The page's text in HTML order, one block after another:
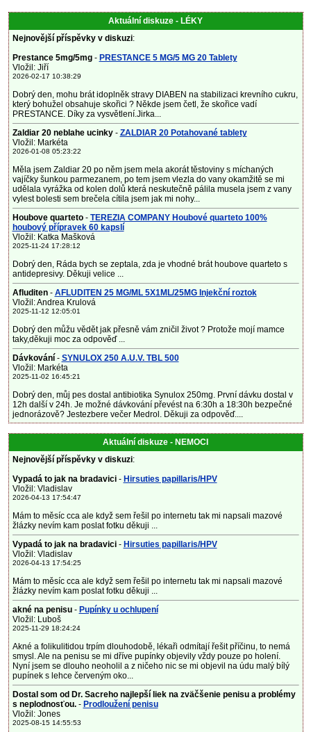
Aktuální diskuze - LÉKY
Nejnovější příspěvky v diskuzi:
Prestance 5mg/5mg- PRESTANCE 5 MG/5 MG 20 Tablety
Vložil: Jiří
2026-02-17 10:38:29
Dobrý den, mohu brát idoplněk stravy DIABEN na stabilizaci krevního cukru,
který bohužel obsahuje skořici ? Někde jsem četl, že skořice vadí
PRESTANCE. Díky za vysvětlení.Jirka...
Zaldiar 20 neblahe ucinky- ZALDIAR 20 Potahované tablety
Vložil: Markéta
2026-01-08 05:23:22
Měla jsem Zaldiar 20 po něm jsem mela akorát těstoviny s míchaných
vajíčky šunkou parmezanem, po tem jsem vlezla do vany okamžitě se mi
udělala vyrážka od kolen dolů která neskutečně pálila musela jsem z vany
vylest bolesti sem brečela cítila jsem jak mi nohy...
Houbove quarteto- TEREZIA COMPANY Houbové quarteto 100%
houbový přípravek 60 kapslí
Vložil: Katka Mašková
2025-11-24 17:28:12
Dobrý den, Ráda bych se zeptala, zda je vhodné brát houbove quarteto s
antidepresivy. Děkuji velice ...
Afluditen- AFLUDITEN 25 MG/ML 5X1ML/25MG Injekční roztok
Vložil: Andrea Krulová
2025-11-12 12:05:01
Dobrý den můžu vědět jak přesně vám zničil život ? Protože mojí mamce
taky,děkuji moc za odpověď ...
Dávkování - SYNULOX 250 A.U.V. TBL 500
Vložil: Markéta
2025-11-02 16:45:21
Dobrý den, můj pes dostal antibiotika Synulox 250mg. První dávku dostal v
12h další v 24h. Je možné dávkování převést na 6:30h a 18:30h bezpečné
jednorázově? Jestezbere večer Medrol. Děkuji za odpověď....
Aktuální diskuze - NEMOCI
Nejnovější příspěvky v diskuzi:
Vypadá to jak na bradavici - Hirsuties papillaris/HPV
Vložil: Vladislav
2026-04-13 17:54:47
Mám to měsíc cca ale když sem řešil po internetu tak mi napsali mazové
žlázky nevím kam poslat fotku děkuji ...
Vypadá to jak na bradavici - Hirsuties papillaris/HPV
Vložil: Vladislav
2026-04-13 17:54:25
Mám to měsíc cca ale když sem řešil po internetu tak mi napsali mazové
žlázky nevím kam poslat fotku děkuji ...
akné na penisu- Pupínky u ochlupení
Vložil: Luboš
2025-11-29 18:24:24
Akné a folikulitidou trpím dlouhodobě, lékaři odmítají řešit příčinu, to nemá
smysl. Ale na penisu se mi dříve pupínky objevily vždy pouze po holení.
Nyní jsem se dlouho neoholil a z ničeho nic se mi objevil na údu malý bílý
pupínek s lehce červeným oko...
Dostal som od Dr. Sacreho najlepší liek na zväčšenie penisu a problémy
s neplodnosťou.- Prodloužení penisu
Vložil: Jones
2025-08-15 14:55:53